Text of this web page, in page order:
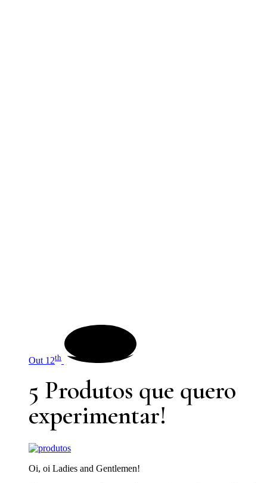
Out 12th
5 Produtos que quero
experimentar!
Oi, oi Ladies and Gentlemen!